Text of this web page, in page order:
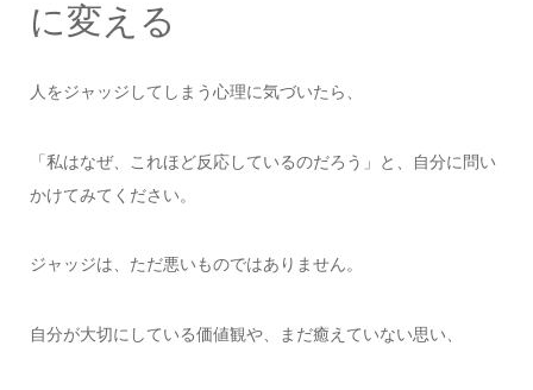
に変える
人をジャッジしてしまう心理に気づいたら、
「私はなぜ、これほど反応しているのだろう」と、自分に問い
かけてみてください。
ジャッジは、ただ悪いものではありません。
自分が大切にしている価値観や、まだ癒えていない思い、